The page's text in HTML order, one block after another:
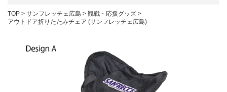
TOP サンフレッチェ広島
観戦・応援グッズ
アウトドア折りたたみチェア (サンフレッチェ広島)